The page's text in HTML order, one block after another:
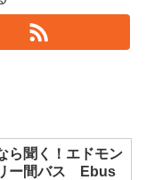
ら聞く！エドモン
ー間バス Ebus